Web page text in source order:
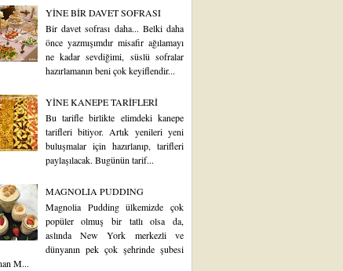
YİNE BİR DAVET SOFRASI
Bir davet sofrası daha... Belki daha
önce yazmışımdır misafir ağılamayı
ne kadar sevdiğimi, süslü sofralar
hazırlamanın beni çok keyiflendir...
YİNE KANEPE TARİFLERİ
Bu tarifle birlikte elimdeki kanepe
tarifleri bitiyor. Artık yenileri yeni
buluşmalar için hazırlanıp, tarifleri
paylaşılacak. Bugünün tarif...
MAGNOLIA PUDDING
Magnolia Pudding ülkemizde çok
popüler olmuş bir tatlı olsa da,
aslında New York merkezli ve
dünyanın pek çok şehrinde şubesi
M...